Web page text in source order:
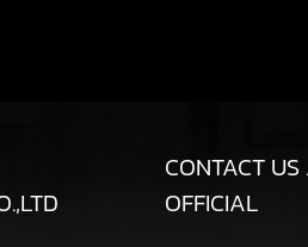
CONTACT
OFFICIAL